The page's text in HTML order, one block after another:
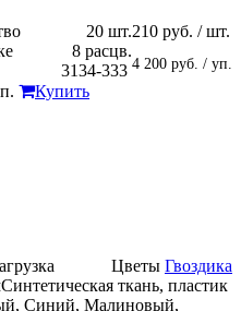
210 руб. / шт.
4 200 руб. / уп.
20 шт.
8 расцв.
3134-333
Купить
Гвоздика
Цветы
Синтетическая ткань, пластик
Синий, Малиновый,